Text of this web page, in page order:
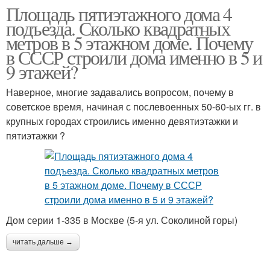
Площадь пятиэтажного дома 4
подъезда. Сколько квадратных
метров в 5 этажном доме. Почему
в СССР строили дома именно в 5 и
9 этажей?
Наверное, многие задавались вопросом, почему в
советское время, начиная с послевоенных 50-60-ых гг. в
крупных городах строились именно девятиэтажки и
пятиэтажки ?
Дом серии 1-335 в Москве (5-я ул. Соколиной горы)
читать дальше →